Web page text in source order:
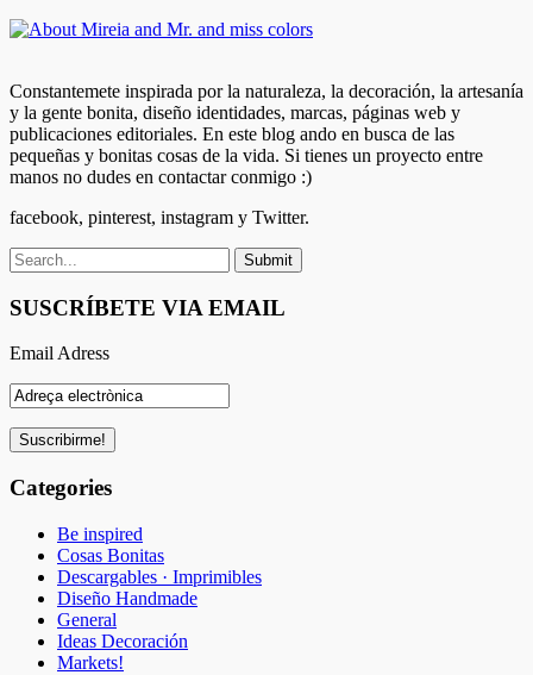
Constantemete inspirada por la naturaleza, la decoración, la artesanía
y la gente bonita, diseño identidades, marcas, páginas web y
publicaciones editoriales. En este blog ando en busca de las
pequeñas y bonitas cosas de la vida. Si tienes un proyecto entre
manos no dudes en contactar conmigo :)
facebook, pinterest, instagram y Twitter.
SUSCRÍBETE VIA EMAIL
Email Adress
Categories
Be inspired
Cosas Bonitas
Descargables · Imprimibles
Diseño Handmade
General
Ideas Decoración
Markets!